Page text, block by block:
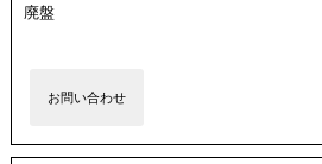
廃盤
お問い合わせ